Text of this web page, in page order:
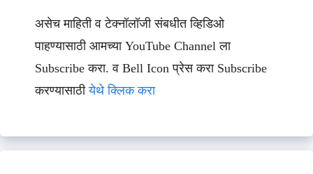
असेच माहिती व टेक्नॉलॉजी संबधीत व्हिडिओ
पाहण्यासाठी आमच्या YouTube Channel ला
Subscribe करा. व Bell Icon प्रेस करा Subscribe
करण्यासाठीयेथे क्लिक करा